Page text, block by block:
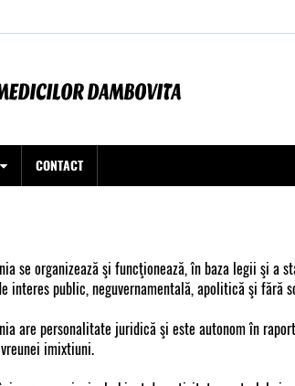
CONTACT
se organizează şi funcţionează, în baza legii şi a
interes public, neguvernamentală, apolitică şi fără
are personalitate juridică şi este autonom în
imixtiuni.